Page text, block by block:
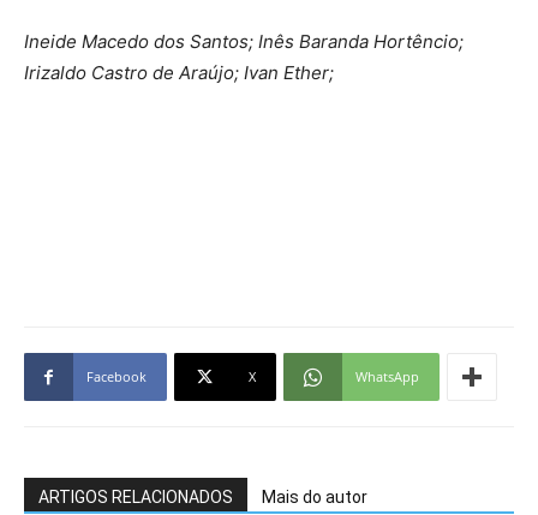
Ineide Macedo dos Santos; Inês Baranda Hortêncio;
Irizaldo Castro de Araújo; Ivan Ether;
Facebook X WhatsApp
ARTIGOS RELACIONADOS Mais do autor